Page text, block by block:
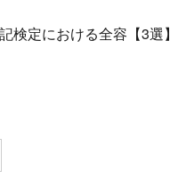
検定における全容【3選】